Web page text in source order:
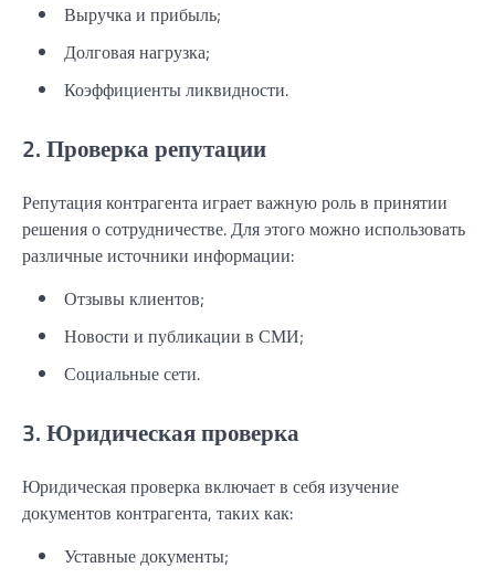
Выручка и прибыль;
Долговая нагрузка;
Коэффициенты ликвидности.
2. Проверка репутации
Репутация контрагента играет важную роль в принятии
решения о сотрудничестве. Для этого можно использовать
различные источники информации:
Отзывы клиентов;
Новости и публикации в СМИ;
Социальные сети.
3. Юридическая проверка
Юридическая проверка включает в себя изучение
документов контрагента, таких как:
Уставные документы;